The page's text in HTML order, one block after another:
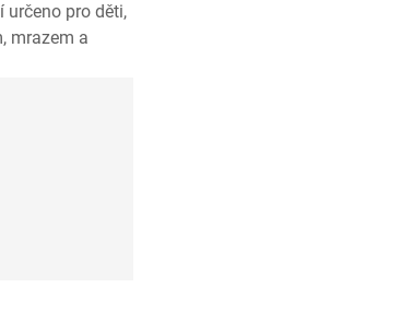
určeno pro děti,
mrazem a